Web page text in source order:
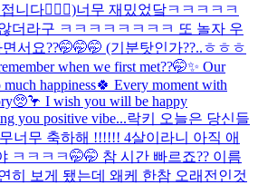
니다🙇🏻‍♀️)너무 재밌었닼ㅋㅋㅋㅋㅋ
더라구 ㅋㅋㅋㅋㅋㅋㅋㅋ 또 놀자 우
서요??🤭🤭🤭 (기분탓인가??..ㅎㅎㅎ
when we first met??🤭✨ Our
happiness🍀 Every moment with
I wish you will be happy
you positive vibe...락키 오늘은 당신들
너무 축하해 !!!!!! 4살이라니 아직 애
ㅋㅋㅋㅋ🤭🤭 참 시간 빠르죠?? 이름
히 보게 됐는데 왜케 한참 오래전인것